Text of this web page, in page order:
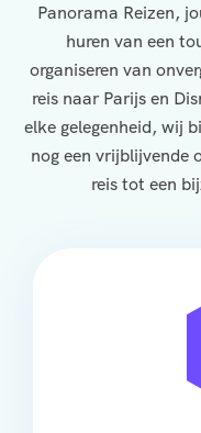
Panorama Reizen,
huren van een
organiseren van
reis naar Parijs en
elke gelegenheid, wij
nog een vrijblijvende
reis tot een